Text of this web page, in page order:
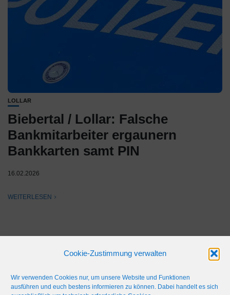
Cookie-Zustimmung verwalten
Wir verwenden Cookies nur, um unsere Website und Funktionen
ausführen und euch bestens informieren zu können. Dabei handelt es sich
LOLLAR
Biebertal / Lollar: Falsche
Bankmitarbeiter ergaunern
Bankkarten samt PIN
16.02.2026
WEITERLESEN